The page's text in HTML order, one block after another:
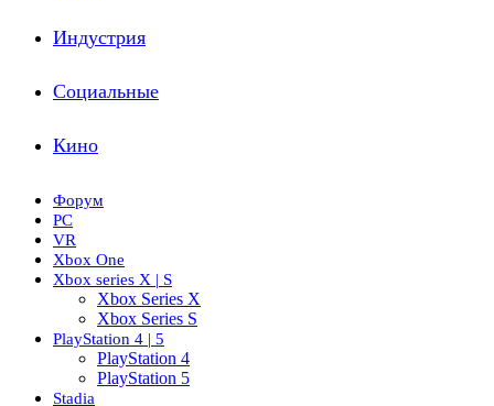
Индустрия
Социальные
Кино
Форум
PC
VR
Xbox One
Xbox series X | S
Xbox Series X
Xbox Series S
PlayStation 4 | 5
PlayStation 4
PlayStation 5
Stadia